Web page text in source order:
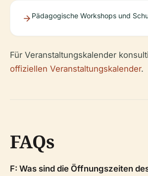
Pädagogische Workshops und
Für Veranstaltungskalender
offiziellen Veranstaltungskalender.
FAQs
F: Was sind die Öffnungszeiten